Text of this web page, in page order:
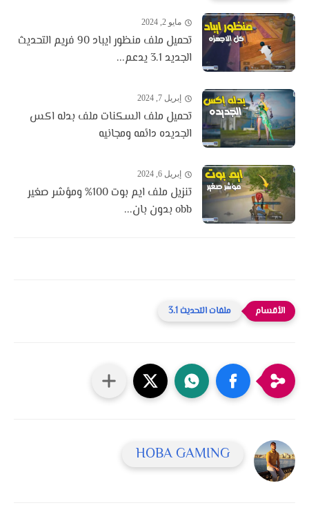
مايو 2, 2024
تحميل ملف منظور ايباد 90 فريم التحديث
الجديد 3.1 يدعم...
إبريل 7, 2024
تحميل ملف السكنات ملف بدله اكس
الجديده دائمه ومجانيه
إبريل 6, 2024
تنزيل ملف ايم بوت 100% ومؤشر صغير
obb بدون بان...
ملفات التحديث 3.1
HOBA GAMING